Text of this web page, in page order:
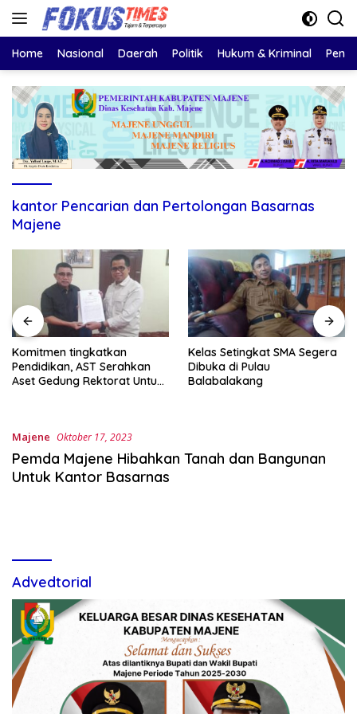
Langsung
Home Nasional Daerah Politik Hukum & Kriminal
kantor Pencarian dan Pertolongan Basarnas
Majene
Komitmen tingkatkan
Pendidikan, AST Serahkan
Aset Gedung Rektorat Untuk
Kelas Setingkat SMA Segera
Dibuka di Pulau
Balabalakang
Majene Oktober 17, 2023
Pemda Majene Hibahkan Tanah dan Bangunan
Untuk Kantor Basarnas
Advedtorial